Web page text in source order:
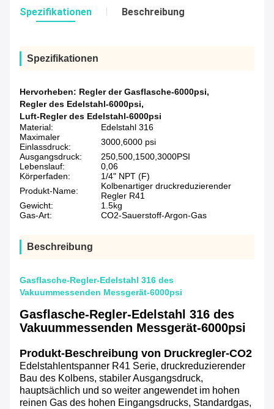
Spezifikationen Beschreibung
Spezifikationen
Hervorheben: Regler der Gasflasche-6000psi,
Regler des Edelstahl-6000psi,
Luft-Regler des Edelstahl-6000psi
Material:
Edelstahl 316
Maximaler
Einlassdruck:
3000,6000 psi
Ausgangsdruck:
250,500,1500,3000PSI
Lebenslauf:
0,06
Körperfaden:
1/4" NPT (F)
Produkt-Name:
Kolbenartiger druckreduzierender
Regler R41
Gewicht:
1.5kg
Gas-Art:
CO2-Sauerstoff-Argon-Gas
Beschreibung
Gasflasche-Regler-Edelstahl 316 des
Vakuummessenden Messgerät-6000psi
Gasflasche-Regler-Edelstahl 316 des
Vakuummessenden Messgerät-6000psi
Produkt-Beschreibung von Druckregler-CO2
Edelstahlentspanner R41 Serie, druckreduzierender
Bau des Kolbens, stabiler Ausgangsdruck,
hauptsächlich und so weiter angewendet im hohen
reinen Gas des hohen Eingangsdrucks, Standardgas,